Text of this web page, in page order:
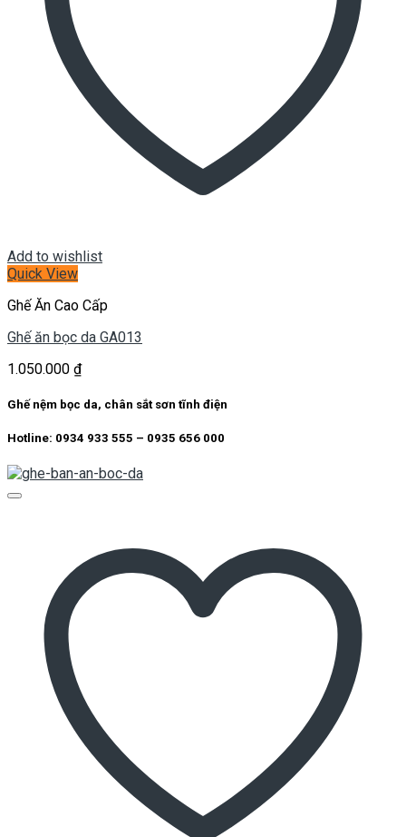
Add to wishlist
Quick View
Ghế Ăn Cao Cấp
Ghế ăn bọc da GA013
1.050.000 ₫
Ghế nệm bọc da, chân sắt sơn tĩnh điện
Hotline: 0934 933 555 – 0935 656 000